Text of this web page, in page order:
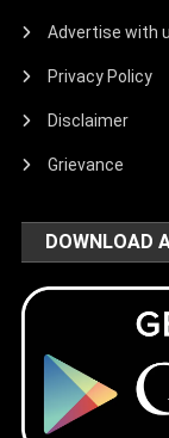
Advertise with
Privacy Policy
Disclaimer
Grievance
DOWNLOAD